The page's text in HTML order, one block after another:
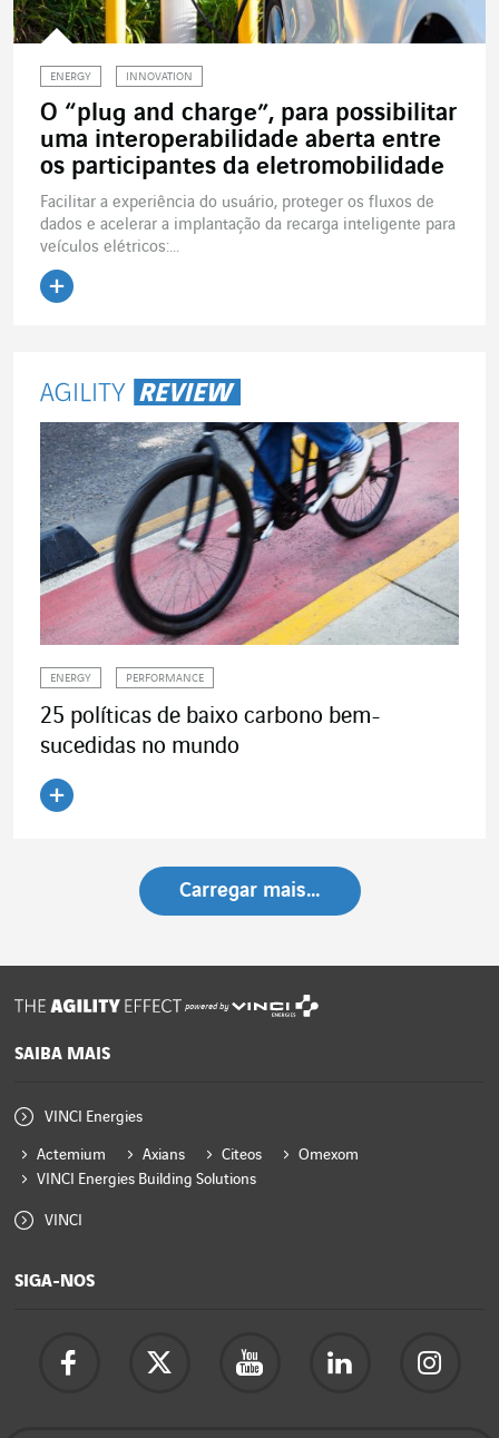
ENERGY INNOVATION
O “plug and charge”, para possibilitar
uma interoperabilidade aberta entre
os participantes da eletromobilidade
Facilitar a experiência do usuário, proteger os fluxos de
dados e acelerar a implantação da recarga inteligente para
veículos elétricos:...
ENERGY PERFORMANCE
25 políticas de baixo carbono bem-
sucedidas no mundo
Carregar mais…
powered by
SAIBA MAIS
VINCI Energies
Actemium Axians Citeos
Omexom
VINCI Energies Building Solutions
VINCI
SIGA-NOS